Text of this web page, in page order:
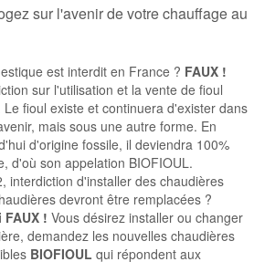
sur l'avenir de votre chauffage au
est interdit en France ? FAUX !
sur l'utilisation et la vente de fioul
fioul existe et continuera d'exister dans
mais sous une autre forme. En
d'origine fossile, il deviendra 100%
d'où son appelation BIOFIOUL.
interdiction d'installer des chaudières
devront être remplacées ?
FAUX ! Vous désirez installer ou changer
demandez les nouvelles chaudières
BIOFIOUL qui répondent aux